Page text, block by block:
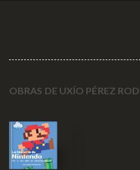
OBRAS DE UXÍO PÉREZ